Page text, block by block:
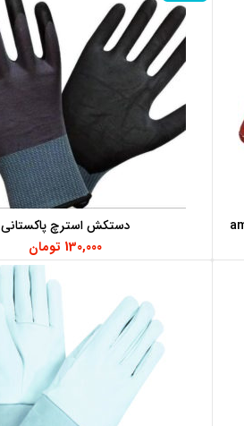
اطلاعات بیشتر
دستکش استرچ پاکستانی
130,000 تومان